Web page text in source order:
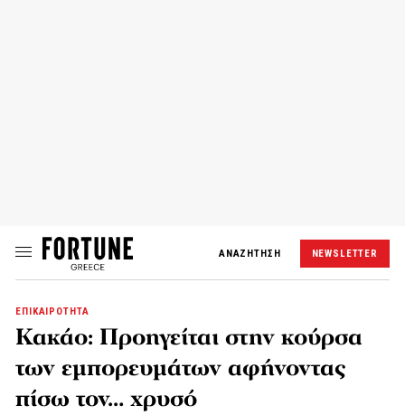
ΑΝΑΖΗΤΗΣΗ NEWSLETTER
ΕΠΙΚΑΙΡΟΤΗΤΑ
Κακάο: Προηγείται στην κούρσα
των εμπορευμάτων αφήνοντας
πίσω τον… χρυσό